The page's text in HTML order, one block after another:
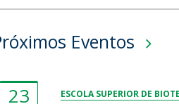
Eventos
23 ESCOLA SUPERIOR DE